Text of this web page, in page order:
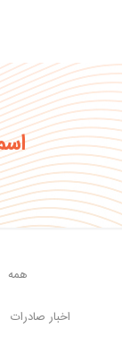
همه
اخبار صادرات